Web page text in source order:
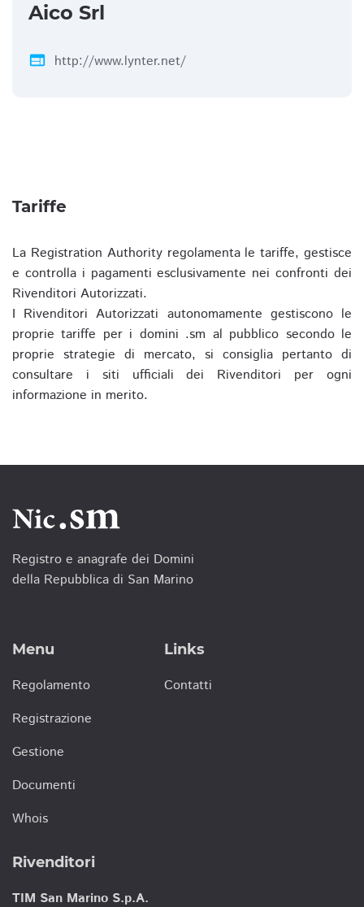
Aico Srl
web http://www.lynter.net/
Tariffe
La Registration Authority regolamenta le tariffe, gestisce
e controlla i pagamenti esclusivamente nei confronti dei
Rivenditori Autorizzati.
I Rivenditori Autorizzati autonomamente gestiscono le
proprie tariffe per i domini .sm al pubblico secondo le
proprie strategie di mercato, si consiglia pertanto di
consultare i siti ufficiali dei Rivenditori per ogni
informazione in merito.
Registro e anagrafe dei Domini
della Repubblica di San Marino
Menu
Regolamento
Registrazione
Gestione
Documenti
Whois
Links
Contatti
Rivenditori
TIM San Marino S.p.A.